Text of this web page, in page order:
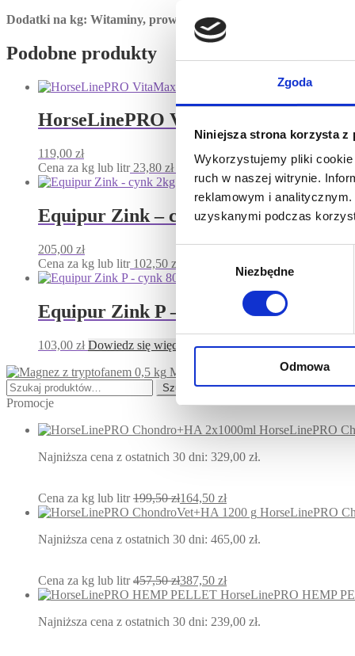
Zgoda
Niniejsza strona korzysta z
Wykorzystujemy pliki
ruch w naszej witrynie.
reklamowym i
uzyskanymi podczas
zgody
Niezbędne
Odmowa
Dodatki na kg: Witaminy, prowitaminy i podobne substancje:
Podobne produkty
HorseLinePRO VitaMax 5 kg
119,00 zł
Cena za kg lub litr 23,80 zł Dodaj do koszyka
Equipur Zink – cynk 2kg
205,00 zł
Cena za kg lub litr 102,50 zł
Equipur Zink P – cynk 800 g
103,00 zł Dowiedz się więcej
Magnez z tryptofanem 0,5 kg
Szukaj:
Szukaj
Promocje
HorseLinePRO
Najniższa cena z ostatnich 30 dni: 329,00 zł.
Cena za kg lub litr 199,50zł164,50 zł
HorseLinePRO
Najniższa cena z ostatnich 30 dni: 465,00 zł.
Cena za kg lub litr 457,50zł387,50 zł
HorseLinePRO HEMP
Najniższa cena z ostatnich 30 dni: 239,00 zł.